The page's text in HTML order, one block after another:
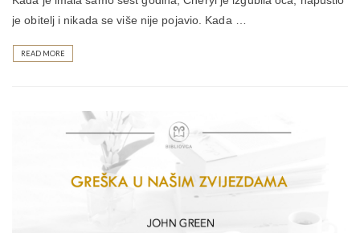
je obitelj i nikada se više nije pojavio. Kada …
READ MORE